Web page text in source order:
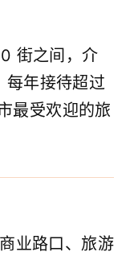
街之间，介
每年接待超过
最受欢迎的旅
业路口、旅游